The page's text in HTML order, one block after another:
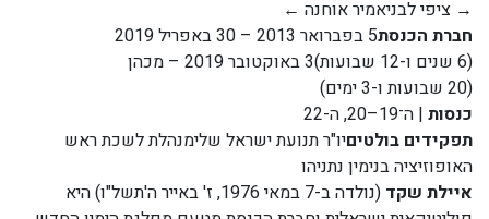
→ ציפי לבניאמיר אוחנה ←
חברת הכנסת5 בפברואר 2013 – 30 באפריל 2019
(6 שנים ו-12 שבועות)3 באוקטובר 2019 – מכהן
(20 שבועות ו-3 ימים)
כנסות | ה־19–20, ה-22
תפקידים בולטיםיו"ר תנועת ישראל שלימנהלת לשכת ראש
האופוזיציה בנימין נתניהו
איילת שקד
(נולדה ב-7 במאי 1976, ז' באייר ה'תשל"ו) היא